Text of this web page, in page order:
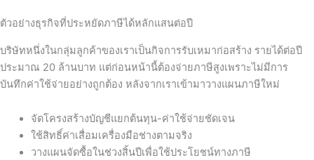
ตัวอย่างธุรกิจที่ประหยัดภาษีได้หลักแสนต่อปี
บริษัทหนึ่งในกลุ่มลูกค้าของเราเป็นกิจการรับเหมาก่อสร้าง รายได้ต่อปี
ประมาณ 20 ล้านบาท แต่ก่อนหน้านี้ต้องจ่ายภาษีสูงเพราะไม่มีการ
บันทึกค่าใช้จ่ายอย่างถูกต้อง หลังจากเราเข้ามาวางแผนภาษีใหม่
จัดโครงสร้างบัญชีแยกต้นทุน-ค่าใช้จ่ายชัดเจน
ใช้สิทธิ์ค่าเสื่อมเครื่องมือช่างตามจริง
วางแผนจัดซื้อในช่วงสิ้นปีเพื่อใช้ประโยชน์ทางภาษี